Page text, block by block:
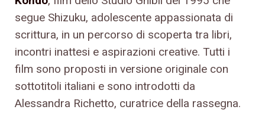
segue Shizuku, adolescente appassionata di
scrittura, in un percorso di scoperta tra libri,
incontri inattesi e aspirazioni creative. Tutti i
film sono proposti in versione originale con
sottotitoli italiani e sono introdotti da
Alessandra Richetto, curatrice della rassegna.